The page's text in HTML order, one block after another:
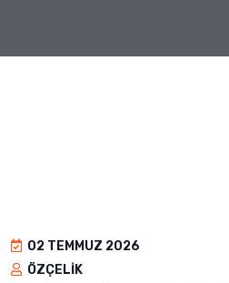
02 TEMMUZ 2026
ÖZÇELIK